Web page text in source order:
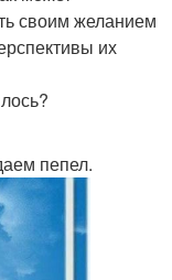
своим желанием
их
пепел.